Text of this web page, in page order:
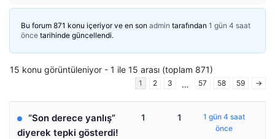
Bu forum 871 konu içeriyor ve en son admin tarafından 1 gün 4 saat
önce tarihinde güncellendi.
15 konu görüntüleniyor - 1 ile 15 arası (toplam 871)
1 2 3 … 57 58 59 →
“Son derece yanlış”
diyerek tepki gösterdi!
1 1
1 gün 4 saat
önce